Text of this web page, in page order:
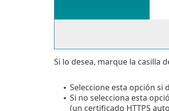
Si lo desea, marque la casilla
• Seleccione esta opción si
• Si no selecciona esta
(un certificado HTTPS